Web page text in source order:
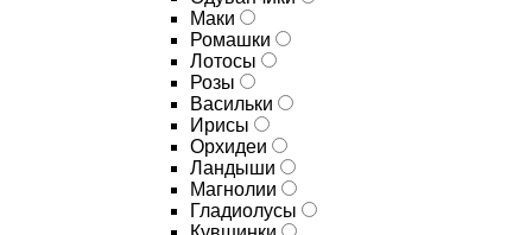
Маки
Ромашки
Лотосы
Розы
Васильки
Ирисы
Орхидеи
Ландыши
Магнолии
Гладиолусы